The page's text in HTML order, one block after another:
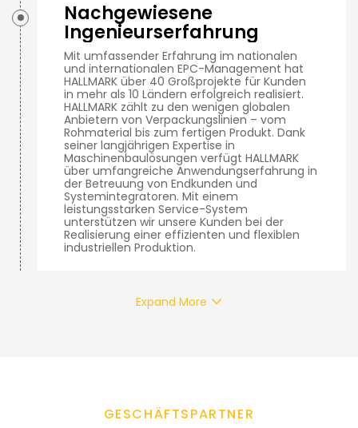
Nachgewiesene
Ingenieurserfahrung
Mit umfassender Erfahrung im nationalen
und internationalen EPC-Management hat
HALLMARK über 40 Großprojekte für Kunden
in mehr als 10 Ländern erfolgreich realisiert.
HALLMARK zählt zu den wenigen globalen
Anbietern von Verpackungslinien – vom
Rohmaterial bis zum fertigen Produkt. Dank
seiner langjährigen Expertise in
Maschinenbaulösungen verfügt HALLMARK
über umfangreiche Anwendungserfahrung in
der Betreuung von Endkunden und
Systemintegratoren. Mit einem
leistungsstarken Service-System
unterstützen wir unsere Kunden bei der
Realisierung einer effizienten und flexiblen
industriellen Produktion.
Expand More
GESCHÄFTSPARTNER